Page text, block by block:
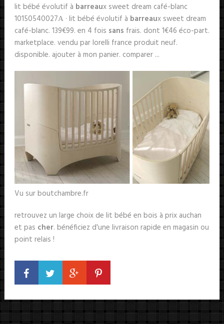
lit bébé évolutif à barreaux sweet dream café-blanc
10150540027А · lit bébé évolutif à barreaux sweet dream
café-blanc. 139€99. en 4 fois sans frais. dont 1€46 éco-part.
marketplace. vendu par lorelli france produit neuf.
disponible. ajouter à mon panier. comparer ...
Vu sur boutchambre.fr
retrouvez un large choix de lit bébé en bois à prix auchan
et pas cher. bénéficiez d'une livraison rapide en magasin ou
point relais !